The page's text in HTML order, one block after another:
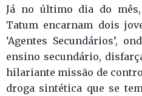
Já no último dia do
Tatum encarnam dois
‘Agentes Secundários’,
ensino secundário,
hilariante missão de
droga sintética que se